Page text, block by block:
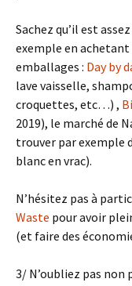
Sachez qu’il est
exemple en achetant
emballages : Day by
lave vaisselle,
croquettes, etc…) ,
2019), le marché de
trouver par exemple
blanc en vrac).
N’hésitez pas à
Waste pour avoir
(et faire des
3/ N’oubliez pas non